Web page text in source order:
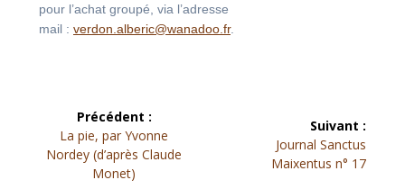
pour l’achat groupé, via l’adresse
mail : verdon.alberic@wanadoo.fr.
Navigation
Précédent :
Article
précédent :
La pie, par Yvonne
Nordey (d’après Claude
Monet)
Suivant :
Article
suivant :
Journal Sanctus
Maixentus n° 17